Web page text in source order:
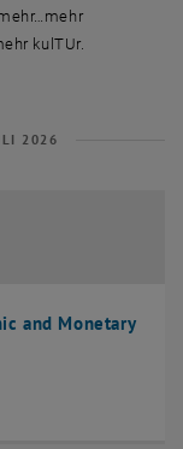
kulTUr.
2026
and Monetary
31 Juli 2026